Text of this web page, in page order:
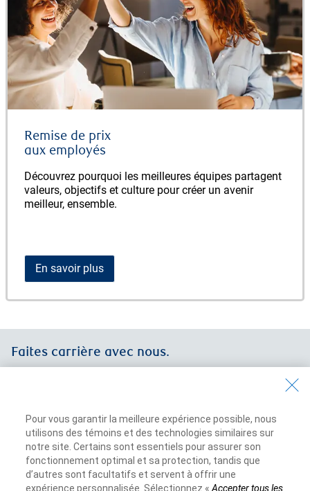
Remise de prix
​​​​​​​aux employés
Découvrez pourquoi les meilleures équipes partagent
valeurs, objectifs et culture pour créer un avenir
meilleur, ensemble.
En savoir plus
Faites carrière avec nous.
Rechercher
Pour vous garantir la meilleure expérience possible, nous
utilisons des témoins et des technologies similaires sur
notre site. Certains sont essentiels pour assurer son
fonctionnement optimal et sa protection, tandis que
d’autres sont facultatifs et servent à offrir une
expérience personnalisée. Sélectionnez « Accepter tous les